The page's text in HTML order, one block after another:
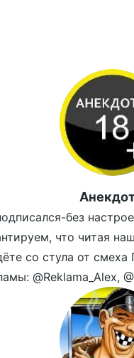
без
что читая
со стула от
@Reklama_Alex,